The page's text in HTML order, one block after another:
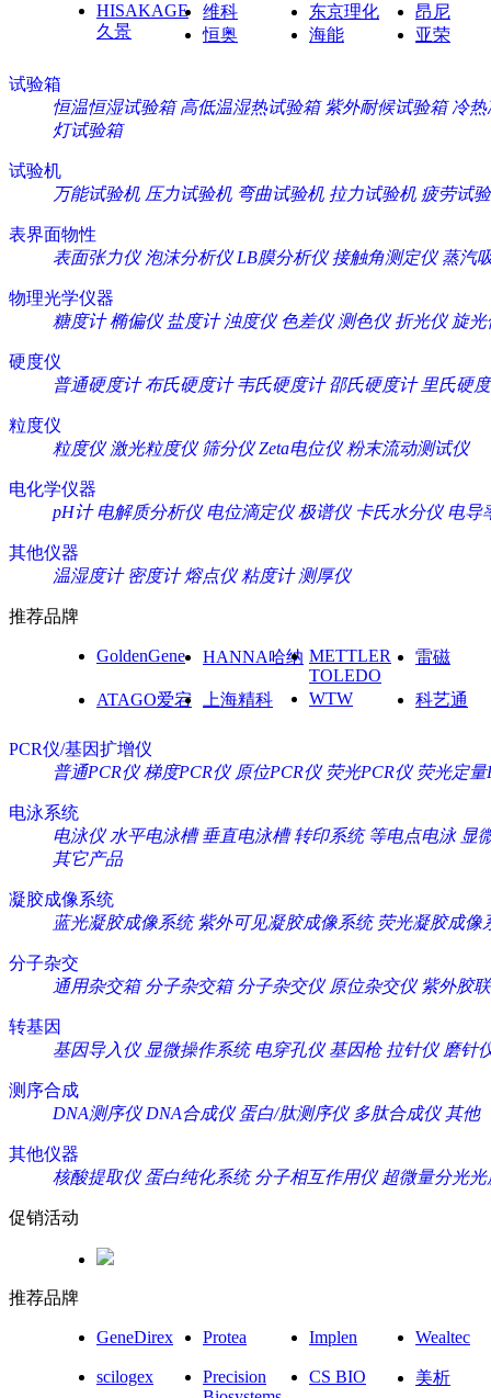
HISAKAGE
久景
维科 东京理化
昂尼
恒奥
海能 亚荣
试验箱
恒温恒湿试验箱 高低温湿热试验箱 紫外耐候试验箱 冷热
灯试验箱
试验机
万能试验机 压力试验机 弯曲试验机 拉力试验机 疲劳试
表界面物性
表面张力仪 泡沫分析仪 LB膜分析仪 接触角测定仪 蒸汽
物理光学仪器
糖度计 椭偏仪 盐度计 浊度仪 色差仪 测色仪 折光仪 旋光
硬度仪
普通硬度计 布氏硬度计 韦氏硬度计 邵氏硬度计 里氏硬
粒度仪
粒度仪 激光粒度仪 筛分仪 Zeta电位仪 粉末流动测试仪
电化学仪器
pH计 电解质分析仪 电位滴定仪 极谱仪 卡氏水分仪 电导
其他仪器
温湿度计 密度计 熔点仪 粘度计 测厚仪
推荐品牌
GoldenGene HANNA哈纳 METTLER
TOLEDO
雷磁
ATAGO爱宕 上海精科 WTW 科艺通
PCR仪/基因扩增仪
普通PCR仪 梯度PCR仪 原位PCR仪 荧光PCR仪 荧光定量
电泳系统
电泳仪 水平电泳槽 垂直电泳槽 转印系统 等电点电泳 显
其它产品
凝胶成像系统
蓝光凝胶成像系统 紫外可见凝胶成像系统 荧光凝胶成像
分子杂交
通用杂交箱 分子杂交箱 分子杂交仪 原位杂交仪 紫外胶
转基因
基因导入仪 显微操作系统 电穿孔仪 基因枪 拉针仪 磨针
测序合成
DNA测序仪 DNA合成仪 蛋白/肽测序仪 多肽合成仪 其他
其他仪器
核酸提取仪 蛋白纯化系统 分子相互作用仪 超微量分光光
促销活动
推荐品牌
GeneDirex Protea Implen Wealtec
scilogex
Precision
CS BIO 美析